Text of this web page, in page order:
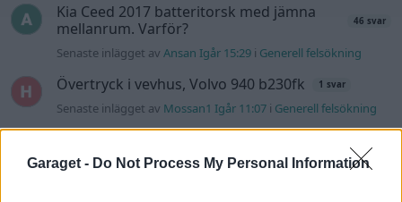
Garaget - Do Not Process My Personal Information
Kia Ceed 2017 batteritorsk med jämna
mellanrum. Varför?
46 svar
Senaste inlägget avAnsan Igår 15:29 i Generell felsökning
Övertryck i vevhus, Volvo 940 b230fk 1 svar
Senaste inlägget av Mossan1 Igår 11:07 i Generell felsökning
Senaste inlägget avMossan1 tisdag 19:42i Övriga fordon